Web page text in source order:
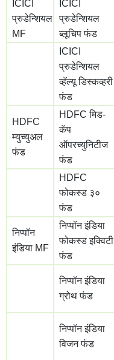
ICICI
प्रुडेन्शियल
MF
ICICI
प्रुडेन्शियल
ब्लूचिप फंड
ICICI
प्रुडेन्शियल
व्हॅल्यू डिस्कव्हरी
फंड
HDFC
म्युच्युअल
फंड
HDFC मिड-
कॅप
ऑपरच्युनिटीज
फंड
HDFC
फोकस्ड ३०
फंड
निप्पॉन
इंडिया MF
निप्पॉन इंडिया
फोकस्ड इक्विटी
फंड
निप्पॉन इंडिया
ग्रोथ फंड
निप्पॉन इंडिया
विजन फंड